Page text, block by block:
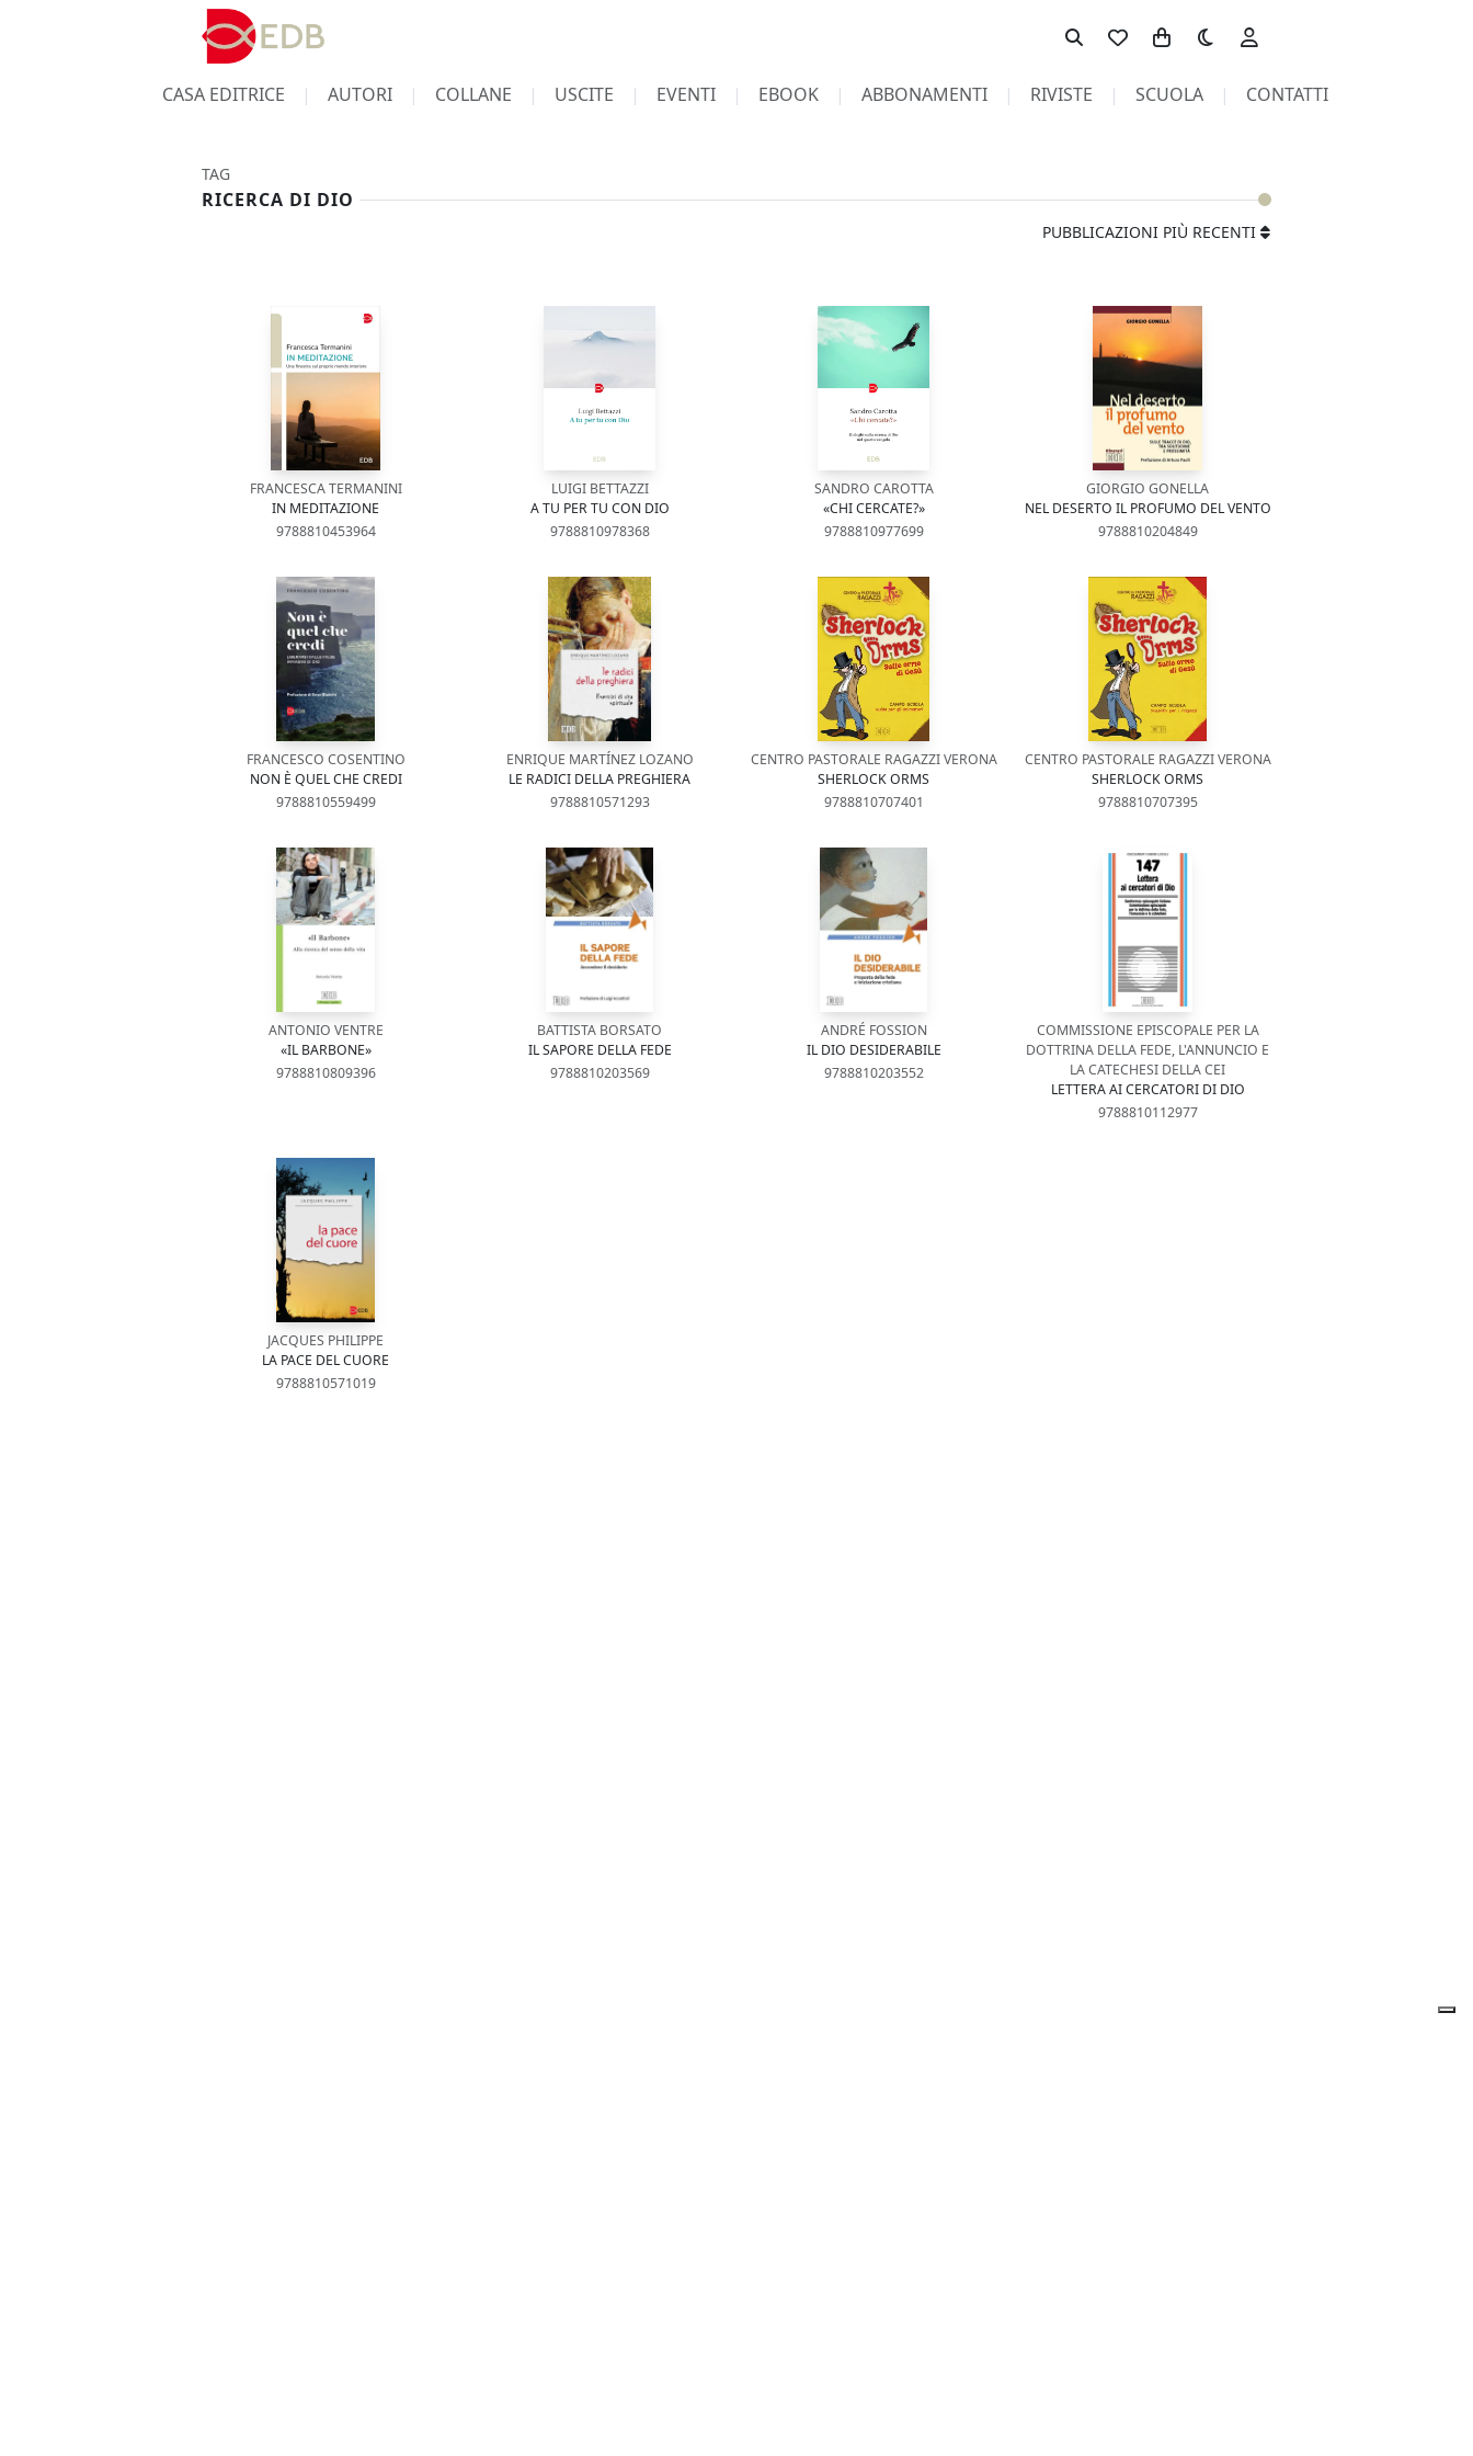
Toggle theme
CASA EDITRICE AUTORI COLLANE USCITE EVENTI EBOOK ABBONAMENTI RIVISTE SCUOLA CONTATTI
TAG
RICERCA DI DIO
PUBBLICAZIONI PIÙ RECENTI
FRANCESCA TERMANINI
IN MEDITAZIONE
9788810453964
LUIGI BETTAZZI
A TU PER TU CON DIO
9788810978368
SANDRO CAROTTA
«CHI CERCATE?»
9788810977699
GIORGIO GONELLA
NEL DESERTO IL PROFUMO DEL VENTO
9788810204849
FRANCESCO COSENTINO
NON È QUEL CHE CREDI
9788810559499
ENRIQUE MARTÍNEZ LOZANO
LE RADICI DELLA PREGHIERA
9788810571293
CENTRO PASTORALE RAGAZZI VERONA
SHERLOCK ORMS
9788810707401
CENTRO PASTORALE RAGAZZI VERONA
SHERLOCK ORMS
9788810707395
ANTONIO VENTRE
«IL BARBONE»
9788810809396
BATTISTA BORSATO
IL SAPORE DELLA FEDE
9788810203569
ANDRÉ FOSSION
IL DIO DESIDERABILE
9788810203552
COMMISSIONE EPISCOPALE PER LA
DOTTRINA DELLA FEDE, L'ANNUNCIO E
LA CATECHESI DELLA CEI
LETTERA AI CERCATORI DI DIO
9788810112977
JACQUES PHILIPPE
LA PACE DEL CUORE
9788810571019